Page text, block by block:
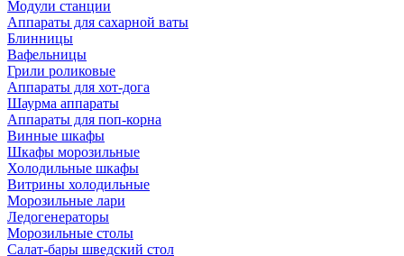
Модули станции
Аппараты для сахарной ваты
Блинницы
Вафельницы
Грили роликовые
Аппараты для хот-дога
Шаурма аппараты
Аппараты для поп-корна
Винные шкафы
Шкафы морозильные
Холодильные шкафы
Витрины холодильные
Морозильные лари
Ледогенераторы
Морозильные столы
Салат-бары шведский стол